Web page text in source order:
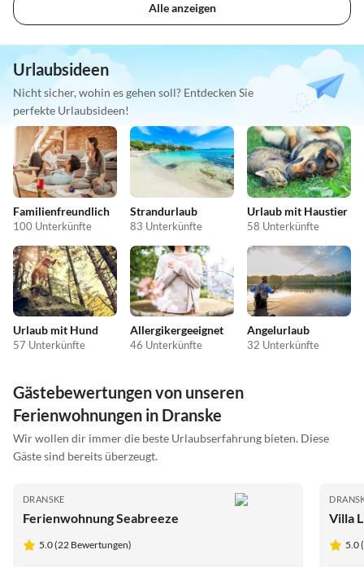
Alle anzeigen
Urlaubsideen
Nicht sicher, wohin es gehen soll? Entdecken Sie
perfekte Urlaubsideen!
Familienfreundlich
100 Unterkünfte
Strandurlaub
83 Unterkünfte
Urlaub mit Haustier
58 Unterkünfte
Urlaub mit Hund
57 Unterkünfte
Allergikergeeignet
46 Unterkünfte
Angelurlaub
32 Unterkünfte
Gästebewertungen von unseren
Ferienwohnungen in Dranske
Wir wollen dir immer die beste Urlaubserfahrung bieten. Diese
Gäste sind bereits überzeugt.
DRANSKE
Ferienwohnung Seabreeze
5.0 (22 Bewertungen)
Villa
5.0